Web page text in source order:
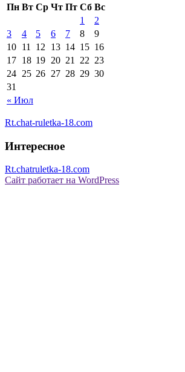
Пн Вт Ср Чт Пт Сб Вс
« Июл
1
2
3
4 5 6 7 8
9
10 11 12 13 14 15 16
17 18 19 20 21 22 23
24 25 26 27 28 29 30
31
Rt.chat-ruletka-18.com
Интересное
Rt.chatruletka-18.com
Сайт работает на WordPress